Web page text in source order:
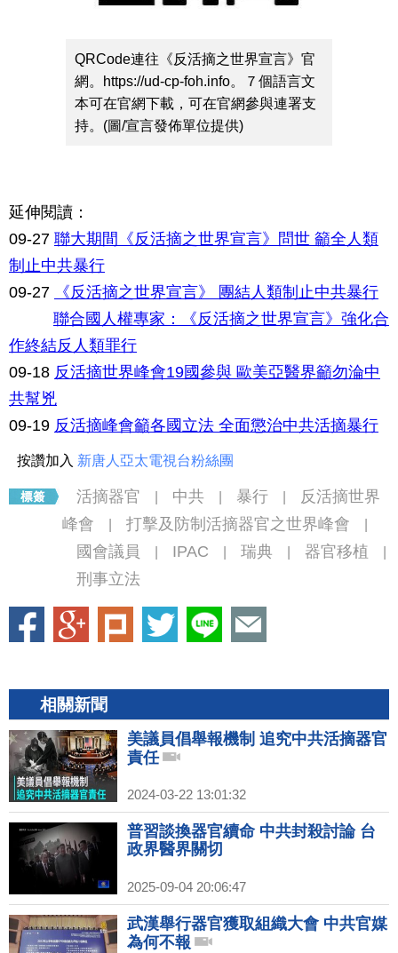
QRCode連往《反活摘之世界宣言》官
網。https://ud-cp-foh.info。７個語言文
本可在官網下載，可在官網參與連署支
持。(圖/宣言發佈單位提供)
延伸閱讀：
09-27 聯大期間《反活摘之世界宣言》問世 籲全人類
制止中共暴行
09-27
《反活摘之世界宣言》 團結人類制止中共暴行
聯合國人權專家：《反活摘之世界宣言》強化合
作終結反人類罪行
09-18 反活摘世界峰會19國參與 歐美亞醫界籲勿淪中
共幫兇
09-19 反活摘峰會籲各國立法 全面懲治中共活摘暴行
按讚加入 新唐人亞太電視台粉絲團
活摘器官 中共 暴行
反活摘世界
峰會
打擊及防制活摘器官之世界峰會
國會議員 IPAC 瑞典 器官移植
刑事立法
相關新聞
美議員倡舉報機制 追究中共活摘器官
責任
2024-03-22 13:01:32
普習談換器官續命 中共封殺討論 台
政界醫界關切
2025-09-04 20:06:47
武漢舉行器官獲取組織大會 中共官媒
為何不報